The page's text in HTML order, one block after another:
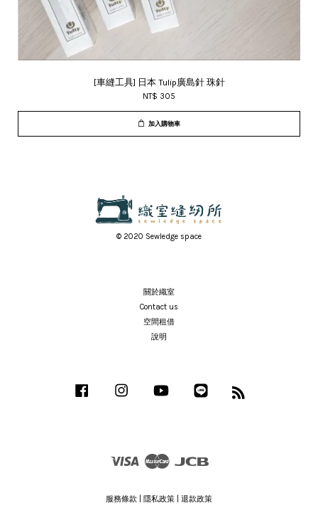
[車縫工具] 日本 Tulip廣島針 珠針
NT$ 305
加入購物車
© 2020 Sewledge space
關於織室
Contact us
空間租借
說明
Facebook Instagram YouTube
Visa Master
服務條款 隱私政策 退款政策